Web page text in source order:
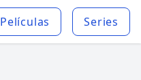
Películas Series